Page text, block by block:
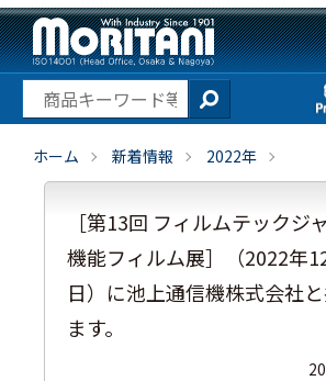
ホーム 新着情報 2022年
［第13回 フィルムテック
機能フィルム展］（2022年
日）に池上通信機株式会社
ます。